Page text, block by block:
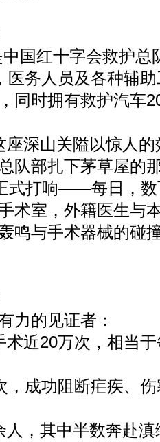
国红十字会救护总
医务人员及各种辅
同时拥有救护汽车
座深山关隘以惊人
队部扎下茅草屋的
式打响——每日，
术室，外籍医生与
鸣与手术器械的碰
力的见证者：
术近20万次，相当
，成功阻断疟疾、
人，其中半数奔赴